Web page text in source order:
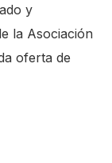
y
la Asociación
oferta de